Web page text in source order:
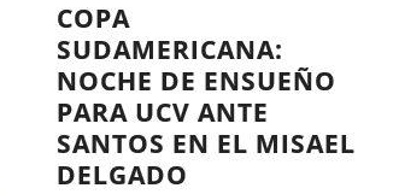
COPA
SUDAMERICANA:
NOCHE DE ENSUEÑO
PARA UCV ANTE
SANTOS EN EL MISAEL
DELGADO